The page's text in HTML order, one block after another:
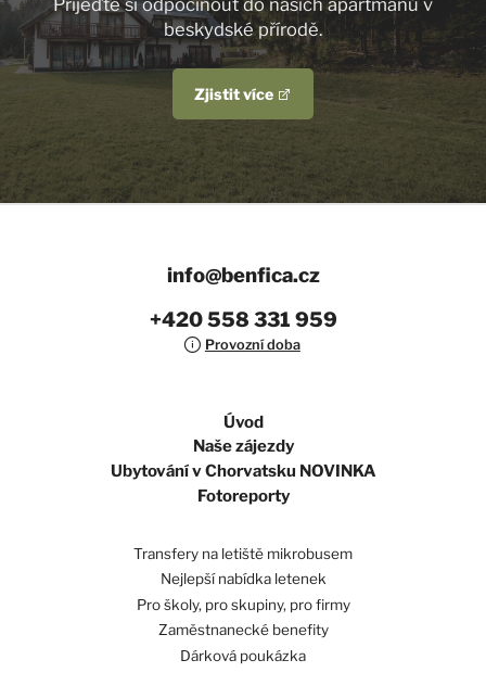
Přijeďte si odpočinout do našich apartmánů v
beskydské přírodě.
Zjistit více
info@benfica.cz
+420 558 331 959
Provozní doba
Úvod
Naše zájezdy
Ubytování v Chorvatsku NOVINKA
Fotoreporty
Transfery na letiště mikrobusem
Nejlepší nabídka letenek
Pro školy, pro skupiny, pro firmy
Zaměstnanecké benefity
Dárková poukázka